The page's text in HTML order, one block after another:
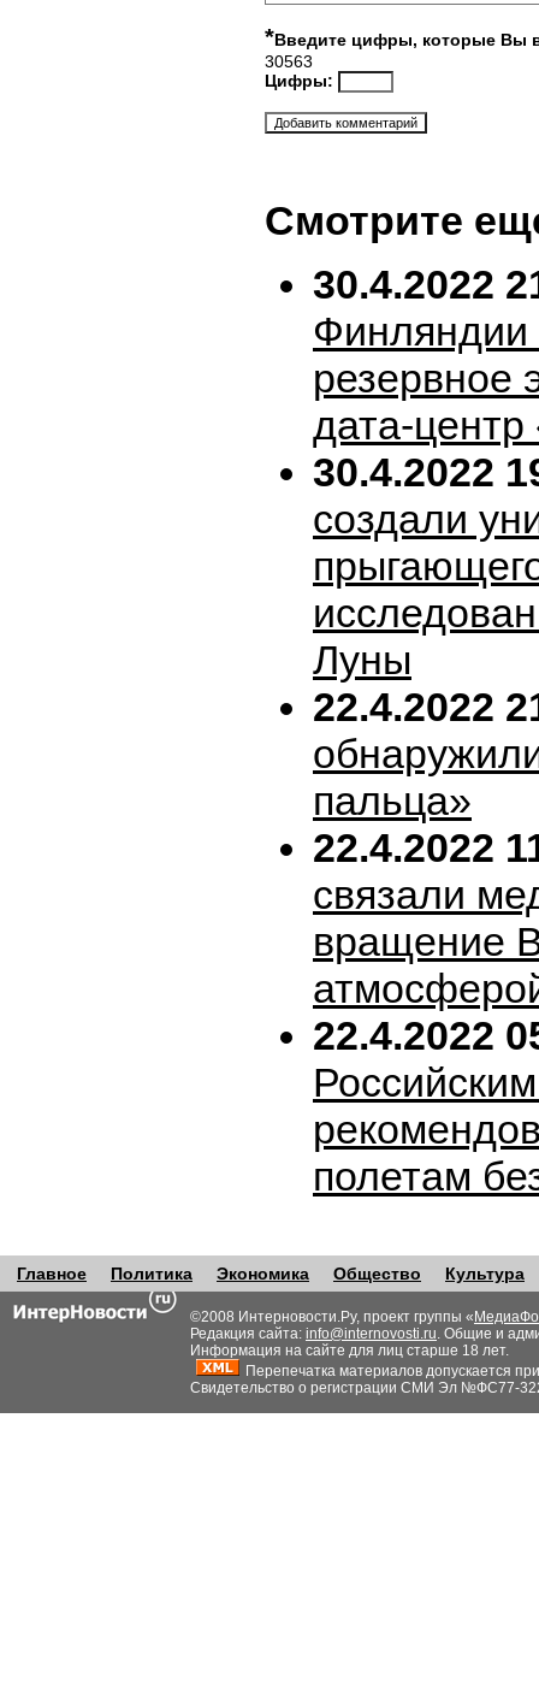
*Введите цифры, которые Вы
30563
Цифры:
Смотрите
30.4.2022
резервное
дата-
30.4.2022
создали
Луны
22.4.2022
пальца»
22.4.2022
связали
вращение
22.4.2022
полетам
Главное Политика Экономика Общество Культура
©2008 Интерновости.Ру, проект группы «
Редакция сайта: info@internovosti.ru. Общие и
Информация на сайте для лиц старше 18 лет.
Перепечатка материалов допускается
Свидетельство о регистрации СМИ Эл №ФС77-